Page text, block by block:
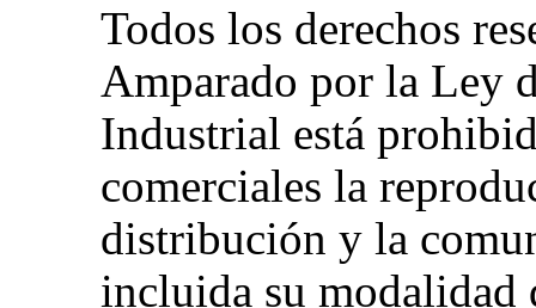
Todos los derechos
Amparado por la Ley
Industrial está
comerciales la
distribución y la
incluida su modalidad